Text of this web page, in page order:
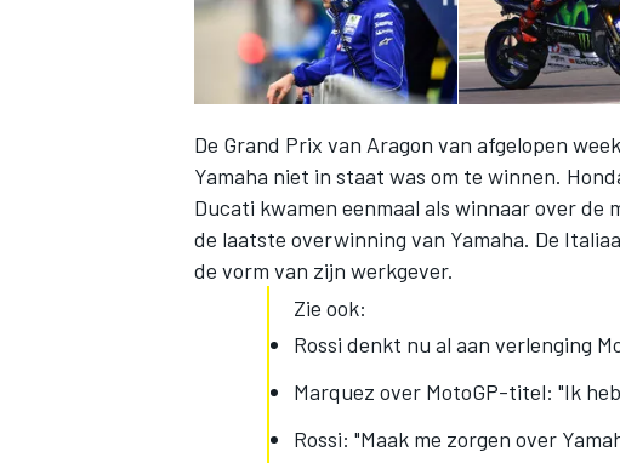
De Grand Prix van Aragon van afgelopen
Yamaha niet in staat was om te winnen.
Ducati kwamen eenmaal als winnaar over de
de laatste overwinning van Yamaha. De
de vorm van zijn werkgever.
Zie ook:
Rossi denkt nu al aan verlenging
Marquez over MotoGP-titel: "Ik
Rossi: "Maak me zorgen over